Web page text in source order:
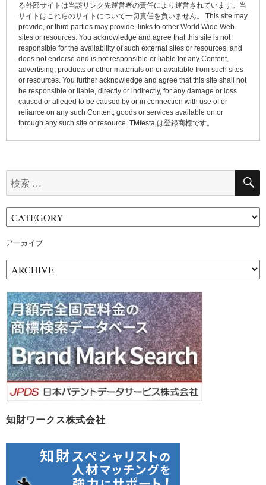
る外部サイトは当該リンク先運営者の責任により運営されています。当
サイトはこれらのサイトについて一切責任を負いません。 This site may
provide, or third parties may provide, links to other World Wide Web
sites or resources. You acknowledge and agree that this site is not
responsible for the availability of such external sites or resources, and
does not endorse and is not responsible or liable for any Content,
advertising, products or other materials on or available from such sites
or resources. You further acknowledge and agree that this site shall not
be responsible or liable, directly or indirectly, for any damage or loss
caused or alleged to be caused by or in connection with use of or
reliance on any such Content, goods or services available on or
through any such site or resource. TMfesta は登録商標です。
索:
アーカイブ
ー
カ
イ
ブ
知財ワークス株式会社